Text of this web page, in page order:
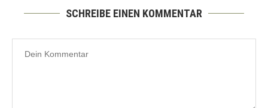
SCHREIBE EINEN KOMMENTAR